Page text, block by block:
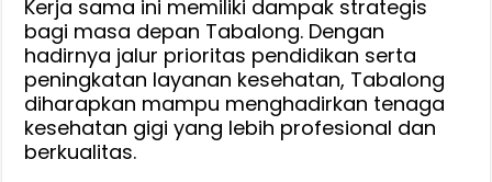
Kerja sama ini memiliki dampak strategis
bagi masa depan Tabalong. Dengan
hadirnya jalur prioritas pendidikan serta
peningkatan layanan kesehatan, Tabalong
diharapkan mampu menghadirkan tenaga
kesehatan gigi yang lebih profesional dan
berkualitas.